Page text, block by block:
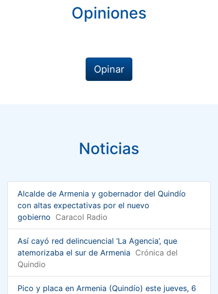
Opiniones
Opinar
Noticias
Alcalde de Armenia y gobernador del Quindío
con altas expectativas por el nuevo
gobierno Caracol Radio
Así cayó red delincuencial ‘La Agencia’, que
atemorizaba el sur de Armenia Crónica del
Quindio
Pico y placa en Armenia (Quindío) este jueves, 6